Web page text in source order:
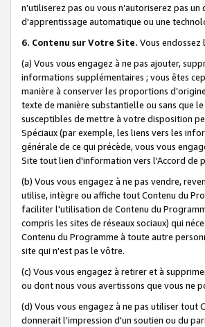
n’utiliserez pas ou vous n’autoriserez pas
d'apprentissage automatique ou une
6. Contenu sur Votre Site. Vous
(a) Vous vous engagez à ne pas ajouter,
informations supplémentaires ; vous êtes
manière à conserver les proportions
texte de manière substantielle ou sans que
susceptibles de mettre à votre disposition
Spéciaux (par exemple, les liens vers les
générale de ce qui précède, vous vous
Site tout lien d'information vers l'Accord de
(b) Vous vous engagez à ne pas vendre,
utilise, intègre ou affiche tout Contenu du
faciliter l'utilisation de Contenu du
compris les sites de réseaux sociaux) qui
Contenu du Programme à toute autre
site qui n'est pas le vôtre.
(c) Vous vous engagez à retirer et à
ou dont nous vous avertissons que vous ne
(d) Vous vous engagez à ne pas utiliser tout
donnerait l'impression d'un soutien ou du